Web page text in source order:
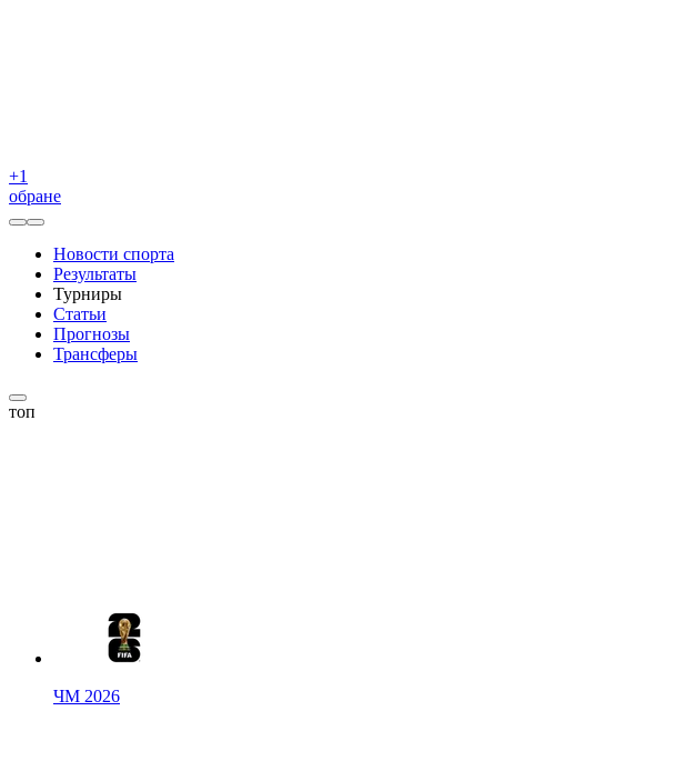
+1
обране
Новости спорта
Результаты
Турниры
Статьи
Прогнозы
Трансферы
топ
ЧМ 2026